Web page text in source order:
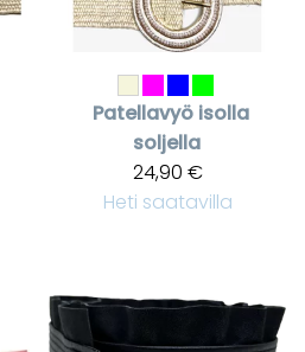
Patellavyö isolla
soljella
24,90 €
Heti saatavilla